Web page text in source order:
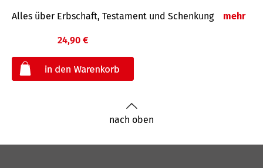
Alles über Erbschaft, Testament und Schenkung mehr
24,90 €
nach oben